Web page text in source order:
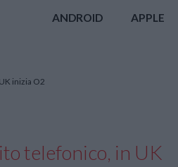
ANDROID APPLE
inizia O2
telefonico, in UK